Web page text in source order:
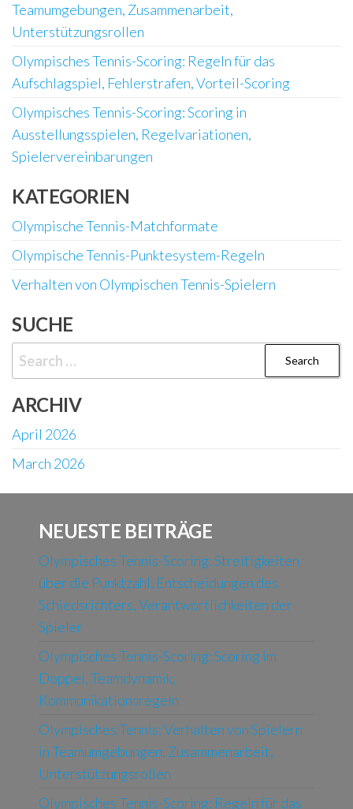
Teamumgebungen, Zusammenarbeit,
Unterstützungsrollen
Olympisches Tennis-Scoring: Regeln für das
Aufschlagspiel, Fehlerstrafen, Vorteil-Scoring
Olympisches Tennis-Scoring: Scoring in
Ausstellungsspielen, Regelvariationen,
Spielervereinbarungen
KATEGORIEN
Olympische Tennis-Matchformate
Olympische Tennis-Punktesystem-Regeln
Verhalten von Olympischen Tennis-Spielern
SUCHE
Search
for:
ARCHIV
April 2026
March 2026
NEUESTE BEITRÄGE
Olympisches Tennis-Scoring: Streitigkeiten
über die Punktzahl, Entscheidungen des
Schiedsrichters, Verantwortlichkeiten der
Spieler
Olympisches Tennis-Scoring: Scoring im
Doppel, Teamdynamik,
Kommunikationsregeln
Olympisches Tennis: Verhalten von Spielern
in Teamumgebungen, Zusammenarbeit,
Unterstützungsrollen
Olympisches Tennis-Scoring: Regeln für das